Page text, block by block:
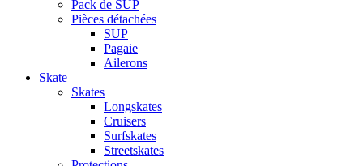
Pack de SUP
Pièces détachées
SUP
Pagaie
Ailerons
Skate
Skates
Longskates
Cruisers
Surfskates
Streetskates